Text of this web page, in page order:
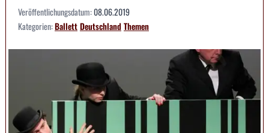
Veröffentlichungsdatum:08.06.2019
Kategorien:BallettDeutschlandThemen